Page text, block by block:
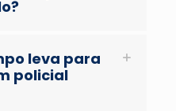
leva para
policial